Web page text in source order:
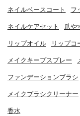
ネイルベースコート フ
ネイルケアセット 爪や
リップオイル リップコ
メイクキープスプレー
ファンデーションブラシ
メイクブラシクリーナー
香水